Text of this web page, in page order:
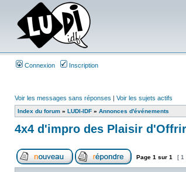
Connexion Inscription
Voir les messages sans réponses | Voir les sujets actifs
Index du forum » LUDI-IDF » Annonces d'événements
4x4 d'impro des Plaisir
Page 1 sur 1 [ 1